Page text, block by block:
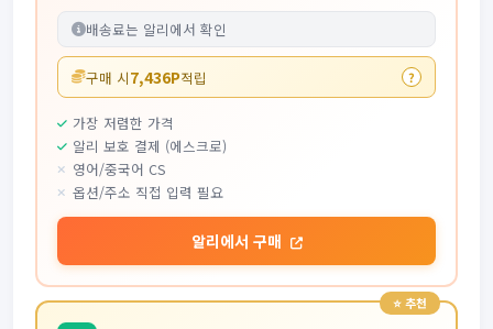
배송료는 알리에서 확인
구매 시7,436P적립 ?
가장 저렴한 가격
알리 보호 결제 (에스크로)
영어/중국어 CS
옵션/주소 직접 입력 필요
알리에서 구매